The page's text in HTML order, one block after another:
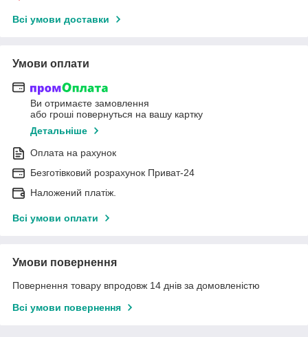
Всі умови доставки
Умови оплати
Ви отримаєте замовлення
або гроші повернуться на вашу картку
Детальніше
Оплата на рахунок
Безготівковий розрахунок Приват-24
Наложений платіж.
Всі умови оплати
Умови повернення
Повернення товару впродовж 14 днів за домовленістю
Всі умови повернення